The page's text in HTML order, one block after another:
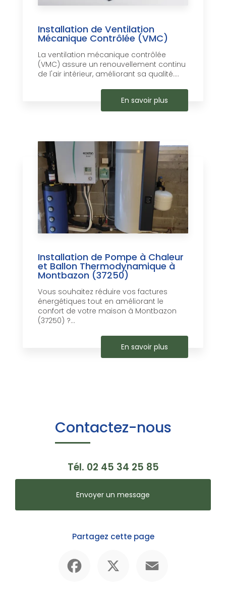
Installation de Ventilation
Mécanique Contrôlée (VMC)
La ventilation mécanique contrôlée
(VMC) assure un renouvellement continu
de l'air intérieur, améliorant sa qualité....
En savoir plus
Installation de Pompe à Chaleur
et Ballon Thermodynamique à
Montbazon (37250)
Vous souhaitez réduire vos factures
énergétiques tout en améliorant le
confort de votre maison à Montbazon
(37250) ?...
En savoir plus
Contactez-nous
Tél. 02 45 34 25 85
Envoyer un message
Partagez cette page